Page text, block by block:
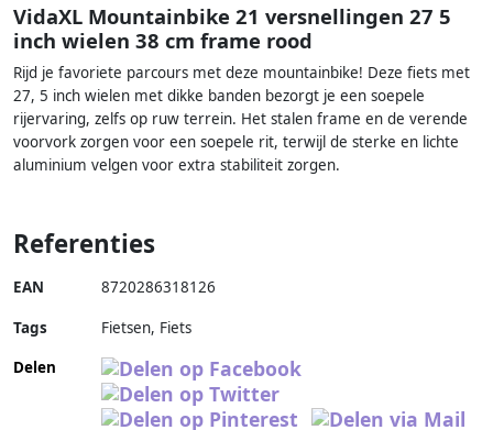
VidaXL Mountainbike 21 versnellingen 27 5
inch wielen 38 cm frame rood
Rijd je favoriete parcours met deze mountainbike! Deze fiets met
27, 5 inch wielen met dikke banden bezorgt je een soepele
rijervaring, zelfs op ruw terrein. Het stalen frame en de verende
voorvork zorgen voor een soepele rit, terwijl de sterke en lichte
aluminium velgen voor extra stabiliteit zorgen.
Referenties
EAN 8720286318126
Tags
Fietsen, Fiets
Delen